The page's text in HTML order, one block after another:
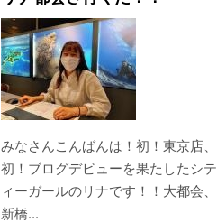
みなさんこんばんは！初！東京店、
初！ブログデビューを果たしたシテ
ィーガールのリナです！！大都会、
新橋...